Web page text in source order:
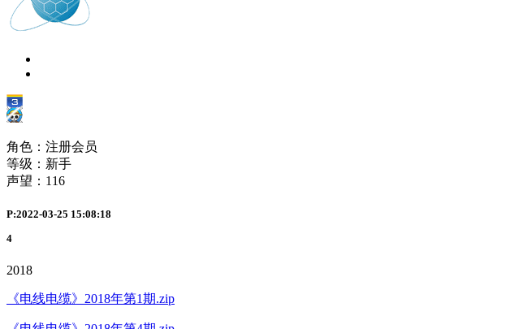
角色：注册会员
等级：新手
声望： 116
P:2022-03-25 15:08:18
4
2018
《电线电缆》2018年第1期.zip